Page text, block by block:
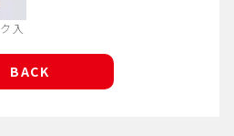
入
BACK